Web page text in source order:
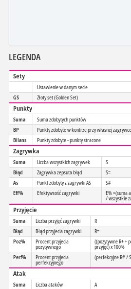
LEGENDA
Sety
Ustawienie w danym secie
GS
Złoty set (Golden Set)
Punkty
Suma
Suma zdobytych punktów
BP
Punkty zdobyte w kontrze przy własnej zagrywce
Bilans
Punkty zdobyte - punkty stracone
Zagrywka
Suma Liczba wszystkich zagrywek
S
Błąd
Zagrywka zepsuta błąd
S=
As
Punkt zdobyty z zagrywki AS
S#
Eff%
Efektywsość zagrywki E% =(suma
/ wszystkie
Przyjęcie
Suma Liczba przyjęć zagrywki
R
Błąd
Błąd przyjecia zagrywki
R=
Poz%
Procent przyjecia
pozytywnego
((pozytywne R+ +
przyjęć) x 100%
Perf%
Procent przyjecia
perfekcyjnego
(perfekcyjne R# /
Atak
Suma Liczba ataków
A